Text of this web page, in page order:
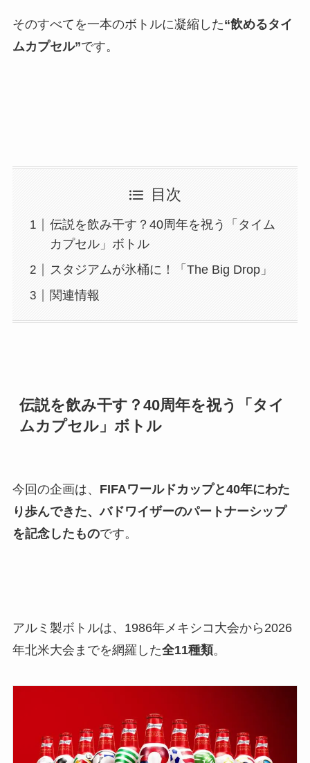
そのすべてを一本のボトルに凝縮した“飲めるタイ
ムカプセル”です。
目次
伝説を飲み干す？40周年を祝う「タイム
カプセル」ボトル
スタジアムが氷桶に！「The Big Drop」
関連情報
伝説を飲み干す？40周年を祝う「タイ
ムカプセル」ボトル
今回の企画は、 FIFAワールドカップと40年にわた
り歩んできた、バドワイザーのパートナーシップ
を記念したものです。
アルミ製ボトルは、1986年メキシコ大会から2026
年北米大会までを網羅した全11種類。